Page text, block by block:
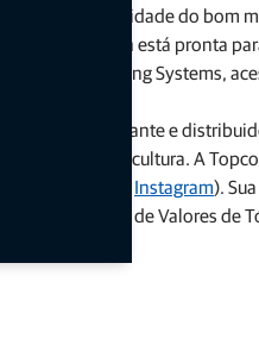
e a continuidade do
a Topcon está pronta
Positioning Systems,
projetista, fabricante e
e agricultura. A
Instagram).
na Bolsa de Valores de